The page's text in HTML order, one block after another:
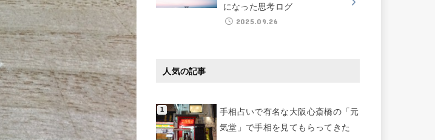
になった思考ログ
2025.09.26
人気の記事
手相占いで有名な大阪心斎橋の「元
気堂」で手相を見てもらってきた